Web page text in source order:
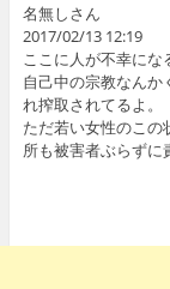
名無しさん
2017/02/13 12:19
ここに人が不幸にな
自己中の宗教なん
れ搾取されてるよ。
ただ若い女性のこの
所も被害者ぶらずに